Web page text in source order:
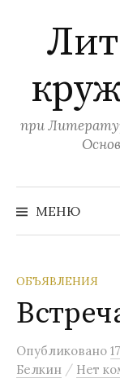
т
с
о
д
р
и
о
при
МЕНЮ
ОБЪЯВЛЕНИЯ
Опубликовано
Белкин / Нет